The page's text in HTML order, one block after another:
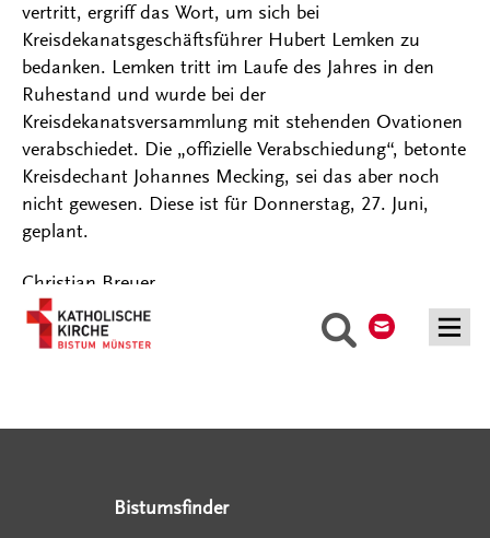
Suche
vertritt, ergriff das Wort, um sich bei
Kreisdekanatsgeschäftsführer Hubert Lemken zu
bedanken. Lemken tritt im Laufe des Jahres in den
Ruhestand und wurde bei der
Kreisdekanatsversammlung mit stehenden Ovationen
verabschiedet. Die „offizielle Verabschiedung“, betonte
Kreisdechant Johannes Mecking, sei das aber noch
nicht gewesen. Diese ist für Donnerstag, 27. Juni,
geplant.
Christian Breuer
Bistumsfinder